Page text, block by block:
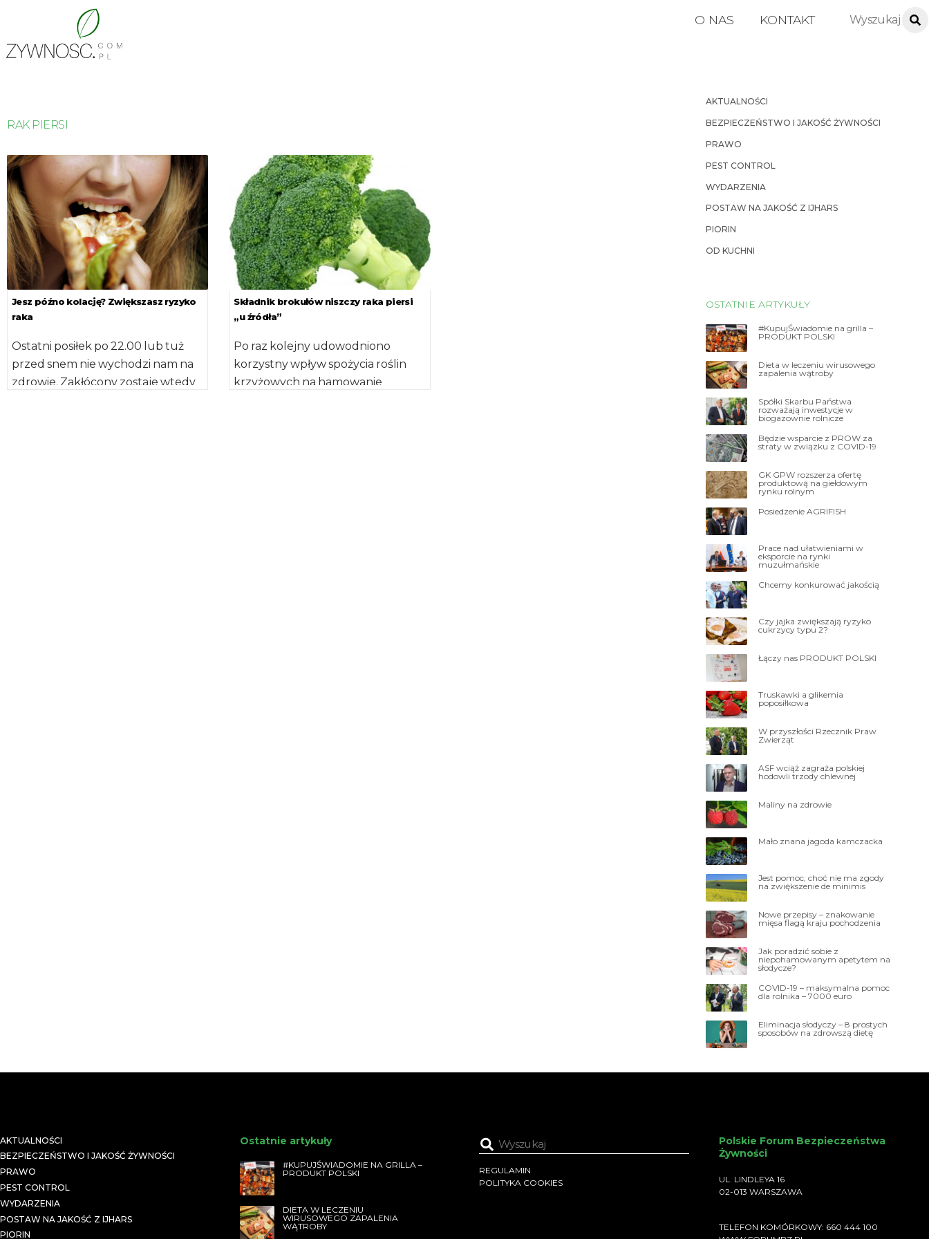
O NAS KONTAKT
RAK PIERSI
Jesz późno kolację? Zwiększasz ryzyko
raka
Ostatni posiłek po 22.00 lub tuż
przed snem nie wychodzi nam na
zdrowie. Zakłócony zostaje wtedy
Składnik brokułów niszczy raka piersi
„u źródła”
Po raz kolejny udowodniono
korzystny wpływ spożycia roślin
krzyżowych na hamowanie
AKTUALNOŚCI
BEZPIECZEŃSTWO I JAKOŚĆ ŻYWNOŚCI
PRAWO
PEST CONTROL
WYDARZENIA
POSTAW NA JAKOŚĆ Z IJHARS
PIORIN
OD KUCHNI
OSTATNIE ARTYKUŁY
#KupujŚwiadomie na grilla –
PRODUKT POLSKI
Dieta w leczeniu wirusowego
zapalenia wątroby
Spółki Skarbu Państwa
rozważają inwestycje w
biogazownie rolnicze
Będzie wsparcie z PROW za
straty w związku z COVID-19
GK GPW rozszerza ofertę
produktową na giełdowym
rynku rolnym
Posiedzenie AGRIFISH
Prace nad ułatwieniami w
eksporcie na rynki
muzułmańskie
Chcemy konkurować jakością
Czy jajka zwiększają ryzyko
cukrzycy typu 2?
Łączy nas PRODUKT POLSKI
Truskawki a glikemia
poposiłkowa
W przyszłości Rzecznik Praw
Zwierząt
ASF wciąż zagraża polskiej
hodowli trzody chlewnej
Maliny na zdrowie
Mało znana jagoda kamczacka
Jest pomoc, choć nie ma zgody
na zwiększenie de minimis
Nowe przepisy – znakowanie
mięsa flagą kraju pochodzenia
Jak poradzić sobie z
niepohamowanym apetytem na
słodycze?
COVID-19 – maksymalna pomoc
dla rolnika – 7000 euro
Eliminacja słodyczy – 8 prostych
sposobów na zdrowszą dietę
AKTUALNOŚCI
BEZPIECZEŃSTWO I JAKOŚĆ ŻYWNOŚCI
PRAWO
PEST CONTROL
WYDARZENIA
POSTAW NA JAKOŚĆ Z IJHARS
PIORIN
Ostatnie artykuły
#KUPUJŚWIADOMIE NA GRILLA –
PRODUKT POLSKI
DIETA W LECZENIU
WIRUSOWEGO ZAPALENIA
WĄTROBY
REGULAMIN
POLITYKA COOKIES
Polskie Forum Bezpieczeństwa
Żywności
UL. LINDLEYA 16
02-013 WARSZAWA
TELEFON KOMÓRKOWY: 660 444 100